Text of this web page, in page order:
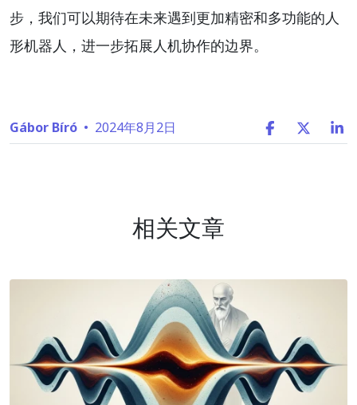
步，我们可以期待在未来遇到更加精密和多功能的人
形机器人，进一步拓展人机协作的边界。
Gábor Bíró • 2024年8月2日
相关文章